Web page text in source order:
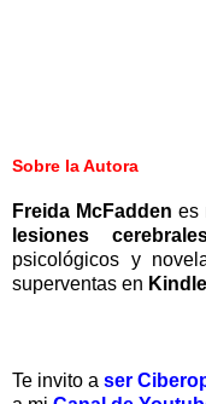
Sobre la Autora
Freida McFadden es
lesiones
psicológicos y
superventas en Kindle
Te invito a ser